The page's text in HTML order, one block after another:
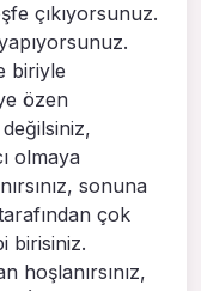
çıkıyorsunuz.
biriyle
özen
olmaya
sonuna
çok
birisiniz.
hoşlanırsınız,